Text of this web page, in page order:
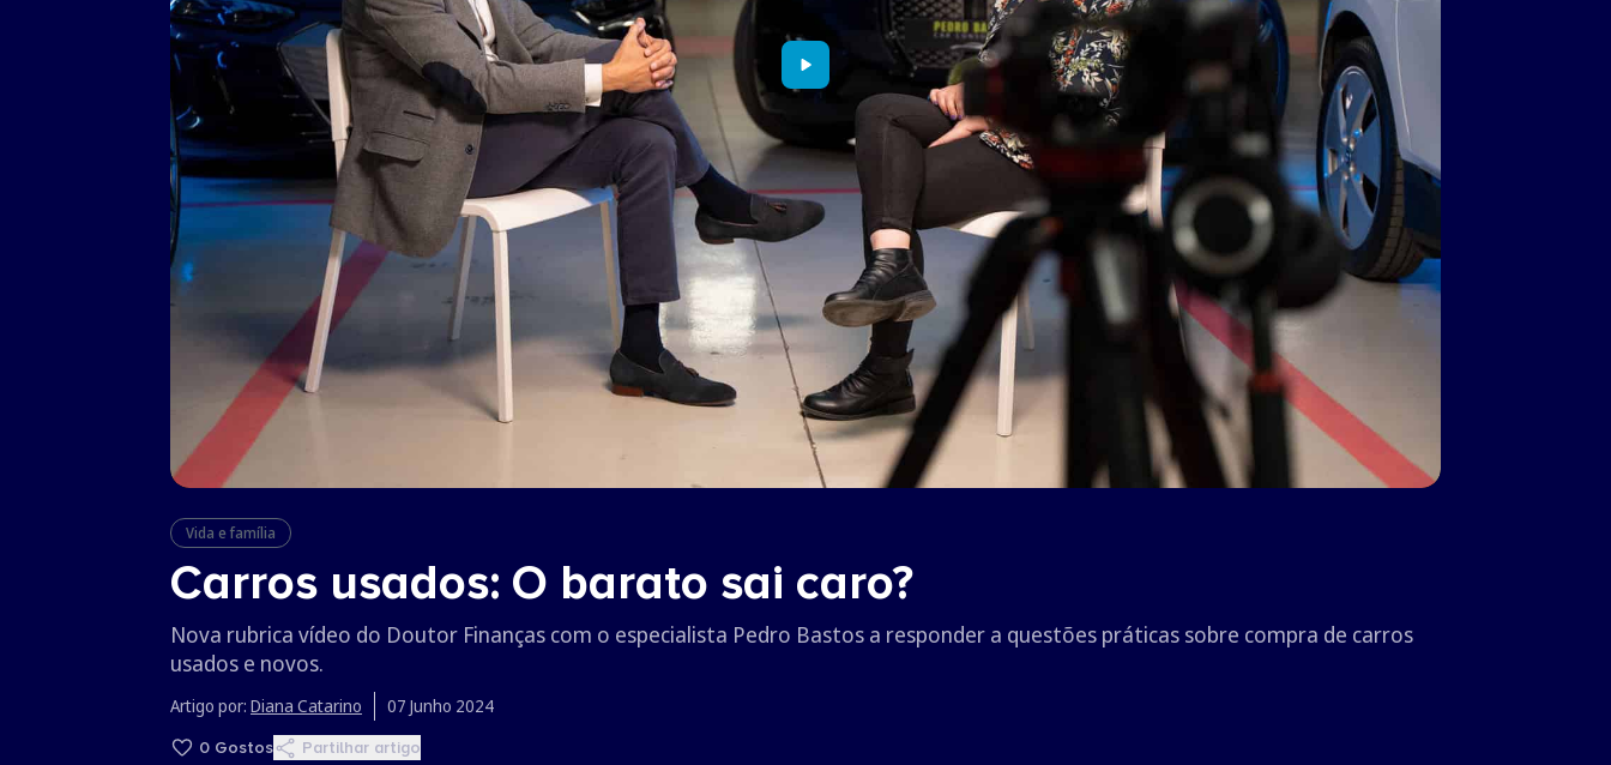
Vida e família
Carros usados: O barato sai caro?
Nova rubrica vídeo do Doutor Finanças com o especialista Pedro Bastos a responder a questões práticas sobre compra de carros
usados e novos.
Artigo por: Diana Catarino 07 Junho 2024
0 Gostos Partilhar artigo